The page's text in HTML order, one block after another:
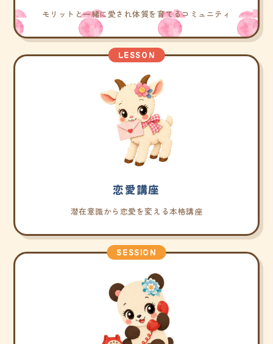
モリットと一緒に愛され体質を育てるコミュニティ
LESSON
恋愛講座
潜在意識から恋愛を変える本格講座
SESSION